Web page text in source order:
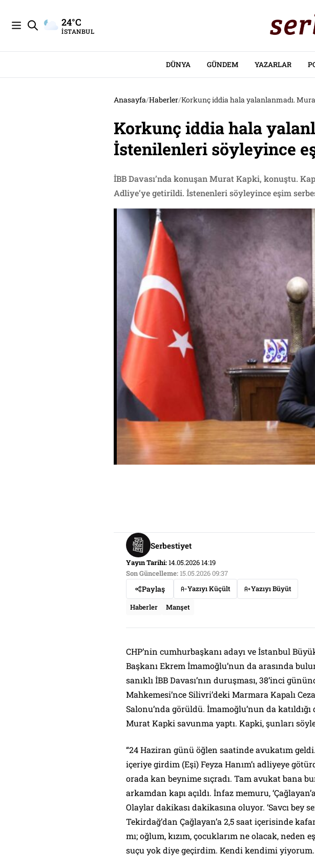
24°C
İSTANBUL
DÜNYA GÜNDEM YAZARLAR
Anasayfa/Haberler/Korkunç iddia hala yalanlanmadı.
Korkunç iddia hala
İstenilenleri söyleyince
İBB Davası’nda konuşan Murat Kapki, konuştu.
Adliye’ye getirildi. İstenenleri söyleyince eşim
Serbestiyet
Yayın Tarihi:14.05.2026 14:19
Son Güncelleme: 15.05.2026 09:37
Paylaş Yazıyı Küçült
Yazıyı Büyüt
Haberler
Manşet
CHP’nin cumhurbaşkanı adayı ve İstanbul
Başkanı Ekrem İmamoğlu’nun da arasında
sanıklı İBB Davası’nın duruşması, 38’inci
Mahkemesi’nce Silivri’deki Marmara Kapalı
Salonu’nda görüldü. İmamoğlu’nun da
Murat Kapki savunma yaptı. Kapki, şunları
“24 Haziran günü öğlen saatinde avukatım
içeriye girdim (Eşi) Feyza Hanım’ı adliyeye
orada kan beynime sıçradı. Tam avukat bana
arkamdan kapı açıldı. İnfaz memuru,
Olaylar dakikası dakikasına oluyor. ‘Savcı bey
Tekirdağ’dan Çağlayan’a 2,5 saat içerisinde
mı; oğlum, kızım, çocuklarım ne olacak, neden
suçu yok diye geçirdim. Kendi kendimi